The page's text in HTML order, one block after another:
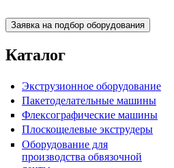
Пакетоделательная машина
Каталог
Экструзионное оборудование
Пакетоделательные машины
Флексографические машины
Плоскощелевые экструдеры
Оборудование для
производства обвязочной